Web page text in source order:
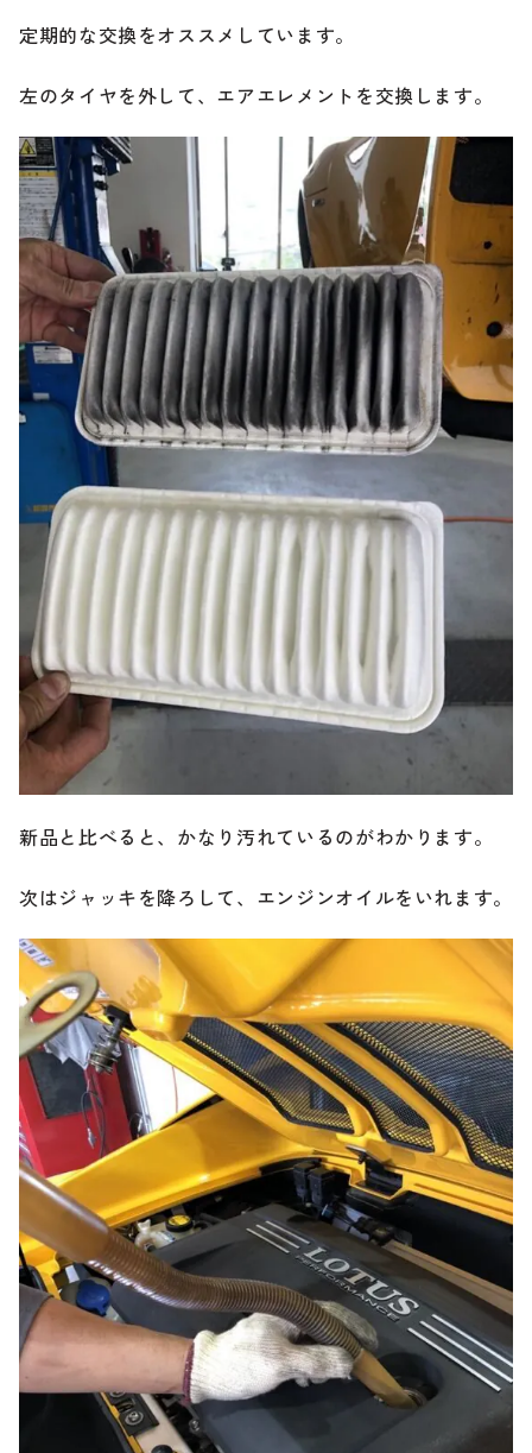
定期的な交換をオススメしています。
左のタイヤを外して、エアエレメントを交換します。
新品と比べると、かなり汚れているのがわかります。
次はジャッキを降ろして、エンジンオイルをいれます。